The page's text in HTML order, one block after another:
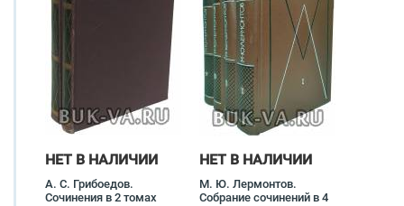
НЕТ В НАЛИЧИИ
А. С. Грибоедов.
Сочинения в 2 томах
НЕТ В НАЛИЧИИ
М. Ю. Лермонтов.
Собрание сочинений в 4